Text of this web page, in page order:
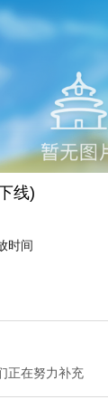
线)
时间
正在努力补充